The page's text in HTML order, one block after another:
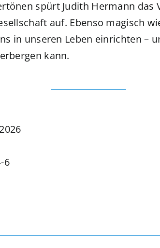
spürt Judith Hermann das
auf. Ebenso magisch
in unseren Leben einrichten –
kann.
6